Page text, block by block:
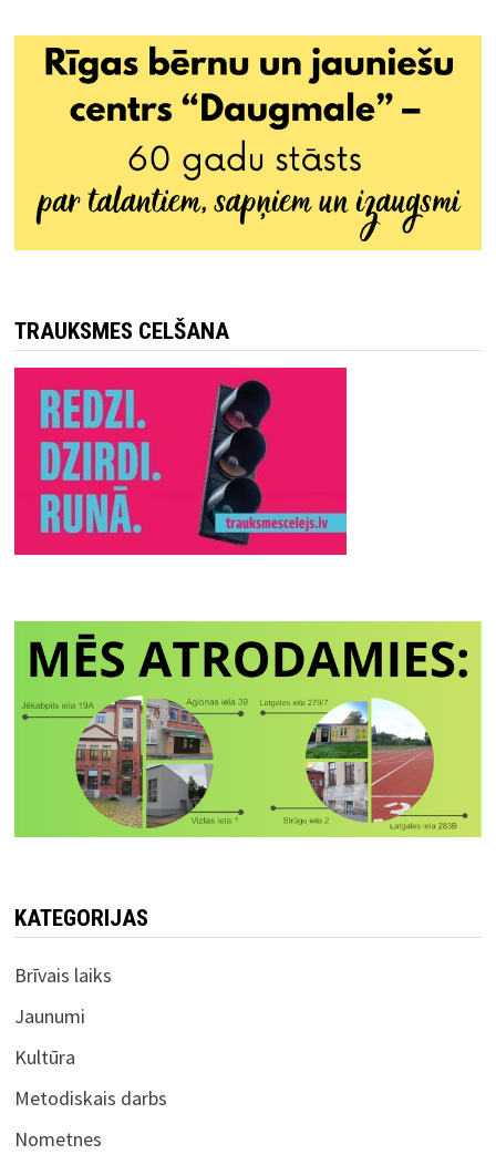
TRAUKSMES CELŠANA
KATEGORIJAS
Brīvais laiks
Jaunumi
Kultūra
Metodiskais darbs
Nometnes